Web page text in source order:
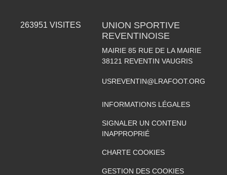
263951 VISITES
UNION SPORTIVE
REVENTINOISE
MAIRIE 85 RUE DE LA MAIRIE
38121 REVENTIN VAUGRIS
USREVENTIN@LRAFOOT.ORG
INFORMATIONS LÉGALES
SIGNALER UN CONTENU
INAPPROPRIÉ
CHARTE COOKIES
GESTION DES COOKIES